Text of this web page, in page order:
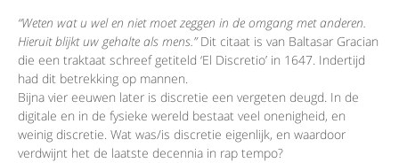
“Weten wat u wel en niet moet zeggen in de omgang met anderen.
Hieruit blijkt uw gehalte als mens.”Dit citaat is van Baltasar Gracian
die een traktaat schreef getiteld ‘El Discretio’ in 1647. Indertijd
had dit betrekking op mannen.
Bijna vier eeuwen later is discretie een vergeten deugd. In de
digitale en in de fysieke wereld bestaat veel onenigheid, en
weinig discretie. Wat was/is discretie eigenlijk, en waardoor
verdwijnt het de laatste decennia in rap tempo?